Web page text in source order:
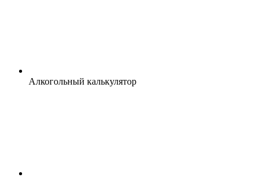
Алкогольный калькулятор